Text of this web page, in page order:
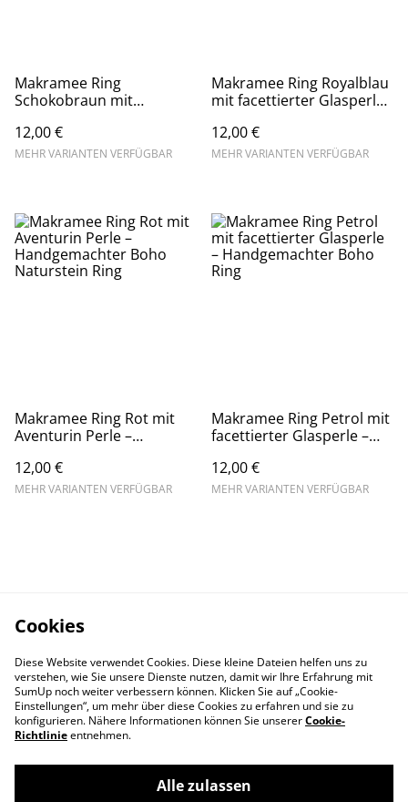
Makramee Ring
Schokobraun mit
Handgemachter Boho
Naturstein Ring
12,00 €
MEHR VARIANTEN VERFÜGBAR
Makramee Ring Royalblau
mit facettierter Glasperle
handgemacht
12,00 €
MEHR VARIANTEN VERFÜGBAR
Makramee Ring Rot mit
Aventurin Perle –
Naturstein Ring
12,00 €
MEHR VARIANTEN VERFÜGBAR
Makramee Ring Petrol mit
facettierter Glasperle –
Ring
12,00 €
MEHR VARIANTEN VERFÜGBAR
Cookies
Diese Website verwendet Cookies. Diese kleine Dateien helfen uns zu
verstehen, wie Sie unsere Dienste nutzen, damit wir Ihre Erfahrung mit
SumUp noch weiter verbessern können. Klicken Sie auf „Cookie-
Einstellungen“, um mehr über diese Cookies zu erfahren und sie zu
konfigurieren. Nähere Informationen können Sie unsererCookie-
Richtlinieentnehmen.
Alle zulassen